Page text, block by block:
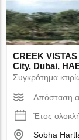
CREEK
City, Dubai,
Συγκρότημα
Απόσταση
Έτος
Sobha